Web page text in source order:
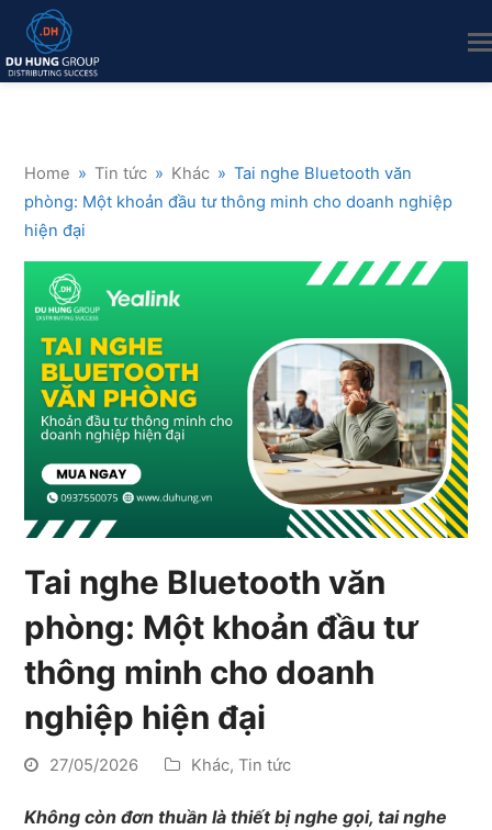
Home » Tin tức » Khác » Tai nghe Bluetooth văn
phòng: Một khoản đầu tư thông minh cho doanh nghiệp
hiện đại
Tai nghe Bluetooth văn
phòng: Một khoản đầu tư
thông minh cho doanh
nghiệp hiện đại
27/05/2026 Khác,Tin tức
Không còn đơn thuần là thiết bị nghe gọi, tai nghe